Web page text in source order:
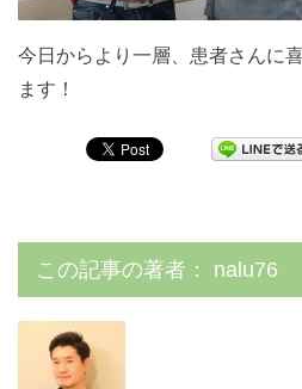
今日からより一層、患者さんに
ます！
この記事の著者： nalu76